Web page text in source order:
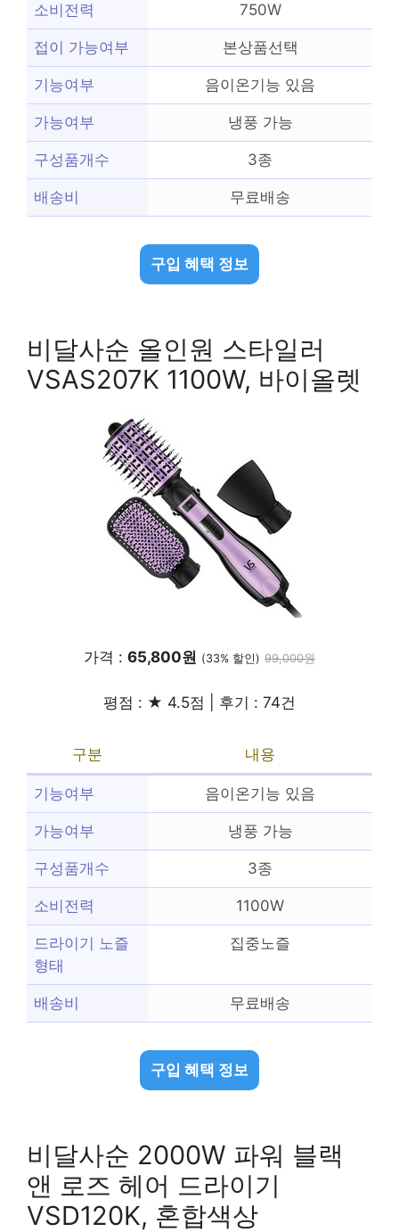
소비전력 750W
접이 가능여부 본상품선택
기능여부 음이온기능 있음
가능여부 냉풍 가능
구성품개수 3종
배송비 무료배송
구입 혜택 정보
비달사순 올인원 스타일러
VSAS207K 1100W, 바이올렛
가격 : 65,800원 (33% 할인) 99,000원
평점 : ★ 4.5점 | 후기 : 74건
구분 내용
기능여부 음이온기능 있음
가능여부 냉풍 가능
구성품개수 3종
소비전력 1100W
드라이기 노즐
형태
집중노즐
배송비 무료배송
구입 혜택 정보
비달사순 2000W 파워 블랙
앤 로즈 헤어 드라이기
VSD120K, 혼합색상